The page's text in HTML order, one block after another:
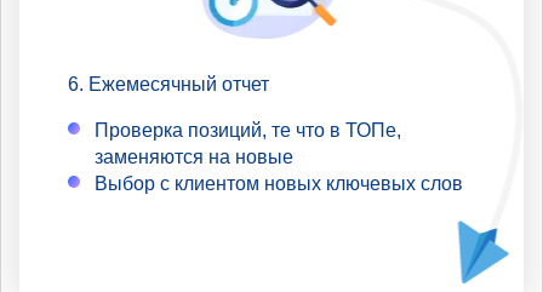
Ежемесячный отчет
Проверка позиций, те что в ТОПе,
заменяются на новые
Выбор с клиентом новых ключевых слов